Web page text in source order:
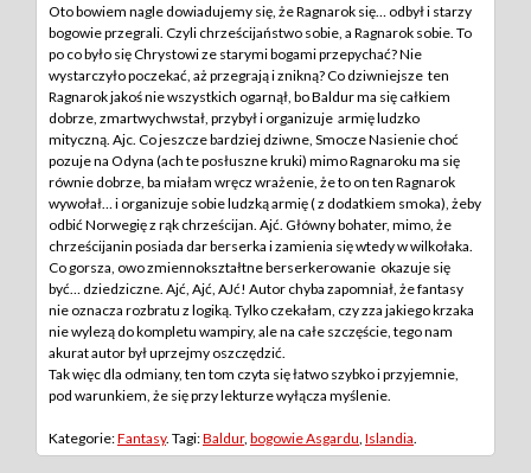
Oto bowiem nagle dowiadujemy się, że Ragnarok się… odbył i starzy
bogowie przegrali. Czyli chrześcijaństwo sobie, a Ragnarok sobie. To
po co było się Chrystowi ze starymi bogami przepychać? Nie
wystarczyło poczekać, aż przegrają i znikną? Co dziwniejsze ten
Ragnarok jakoś nie wszystkich ogarnął, bo Baldur ma się całkiem
dobrze, zmartwychwstał, przybył i organizuje armię ludzko
mityczną. Ajc. Co jeszcze bardziej dziwne, Smocze Nasienie choć
pozuje na Odyna (ach te posłuszne kruki) mimo Ragnaroku ma się
równie dobrze, ba miałam wręcz wrażenie, że to on ten Ragnarok
wywołał… i organizuje sobie ludzką armię ( z dodatkiem smoka), żeby
odbić Norwegię z rąk chrześcijan. Ajć. Główny bohater, mimo, że
chrześcijanin posiada dar berserka i zamienia się wtedy w wilkołaka.
Co gorsza, owo zmiennokształtne berserkerowanie okazuje się
być… dziedziczne. Ajć, Ajć, AJć! Autor chyba zapomniał, że fantasy
nie oznacza rozbratu z logiką. Tylko czekałam, czy zza jakiego krzaka
nie wylezą do kompletu wampiry, ale na całe szczęście, tego nam
akurat autor był uprzejmy oszczędzić.
Tak więc dla odmiany, ten tom czyta się łatwo szybko i przyjemnie,
pod warunkiem, że się przy lekturze wyłącza myślenie.
Kategorie:Fantasy. Tagi:Baldur, bogowie Asgardu Islandia